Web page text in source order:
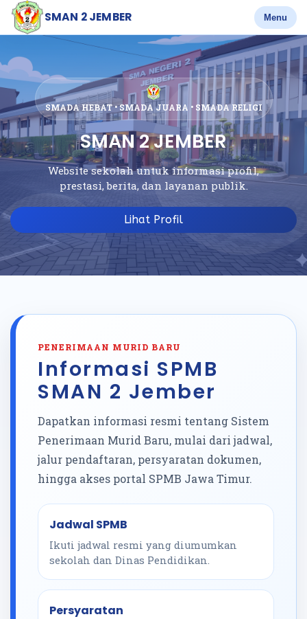
SMAN 2 JEMBER Menu
SMADA HEBAT • SMADA JUARA • SMADA RELIGI
SMAN 2 JEMBER
Website sekolah untuk informasi profil,
prestasi, berita, dan layanan publik.
Lihat Profil
PENERIMAAN MURID BARU
Informasi SPMB
SMAN 2 Jember
Dapatkan informasi resmi tentang Sistem
Penerimaan Murid Baru, mulai dari jadwal,
jalur pendaftaran, persyaratan dokumen,
hingga akses portal SPMB Jawa Timur.
Jadwal SPMB
Ikuti jadwal resmi yang diumumkan
sekolah dan Dinas Pendidikan.
Persyaratan